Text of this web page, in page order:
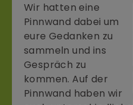
Wir hatten eine
Pinnwand dabei um
eure Gedanken zu
sammeln und ins
Gespräch zu
kommen. Auf der
Pinnwand haben wir